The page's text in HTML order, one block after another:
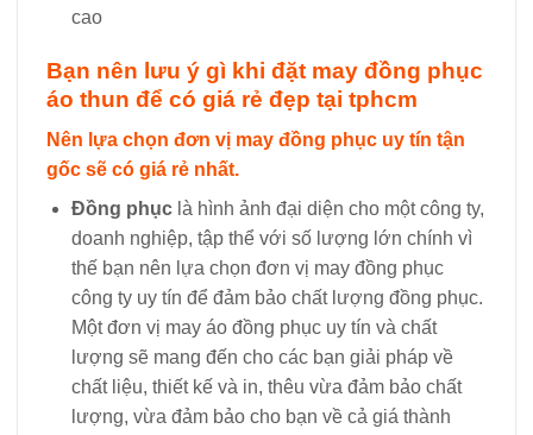
cao
Bạn nên lưu ý gì khi đặt may đồng phục
áo thun để có giá rẻ đẹp tại tphcm
Nên lựa chọn đơn vị may đồng phục uy tín tận
gốc sẽ có giá rẻ nhất.
Đồng phụclà hình ảnh đại diện cho một công ty,
doanh nghiệp, tập thể với số lượng lớn chính vì
thế bạn nên lựa chọn đơn vị may đồng phục
công ty uy tín để đảm bảo chất lượng đồng phục.
Một đơn vị may áo đồng phục uy tín và chất
lượng sẽ mang đến cho các bạn giải pháp về
chất liệu, thiết kế và in, thêu vừa đảm bảo chất
lượng, vừa đảm bảo cho bạn về cả giá thành